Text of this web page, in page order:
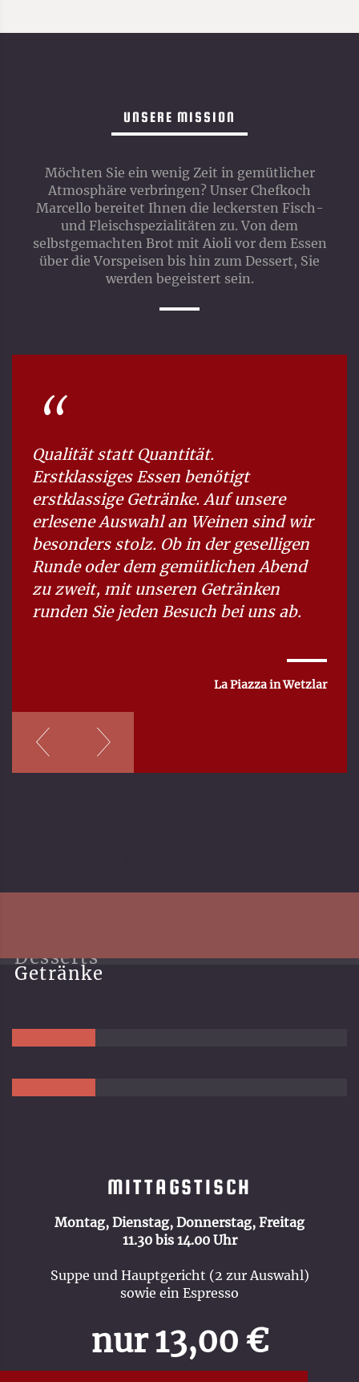
UNSERE MISSION
Möchten Sie ein wenig Zeit in gemütlicher
Atmosphäre verbringen? Unser Chefkoch
Marcello bereitet Ihnen die leckersten Fisch-
und Fleischspezialitäten zu. Von dem
selbstgemachten Brot mit Aioli vor dem Essen
über die Vorspeisen bis hin zum Dessert, Sie
werden begeistert sein.
Qualität statt Quantität.
Erstklassiges Essen benötigt
erstklassige Getränke. Auf unsere
erlesene Auswahl an Weinen sind wir
besonders stolz. Ob in der geselligen
Runde oder dem gemütlichen Abend
zu zweit, mit unseren Getränken
runden Sie jeden Besuch bei uns ab.
La Piazza in Wetzlar
Desserts
Getränke
Unsere Geschichte
MITTAGSTISCH
Montag, Dienstag, Donnerstag, Freitag
11.30 bis 14.00 Uhr
Suppe und Hauptgericht (2 zur Auswahl)
sowie ein Espresso
nur 13,00 €